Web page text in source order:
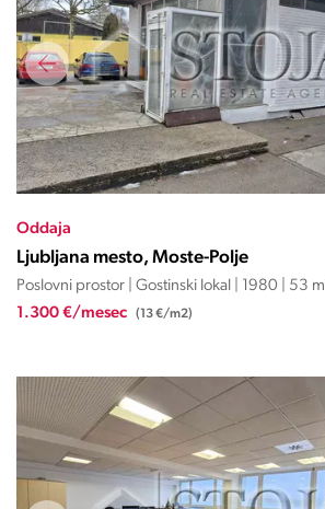
Oddaja
Ljubljana mesto, Moste-Polje
Poslovni prostor | Gostinski lokal | 1980 | 53 m
1.300 €/mesec (13 €/m2)